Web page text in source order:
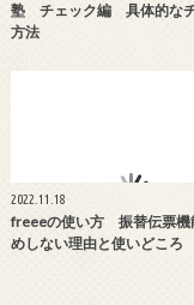
塾 チェック編 具体的な
方法
2022.11.18
freeeの使い方 振替伝票機
めしない理由と使いどころ